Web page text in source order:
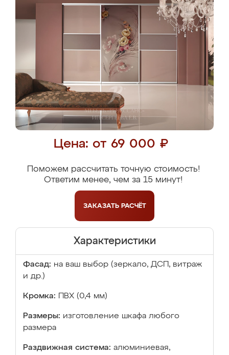
Цена: от 69 000 ₽
Поможем рассчитать точную стоимость!
Ответим менее, чем за 15 минут!
ЗАКАЗАТЬ РАСЧЁТ
Характеристики
Фасад: на ваш выбор (зеркало, ДСП, витраж
и др.)
Кромка: ПВХ (0,4 мм)
Размеры: изготовление шкафа любого
размера
Раздвижная система: алюминиевая,